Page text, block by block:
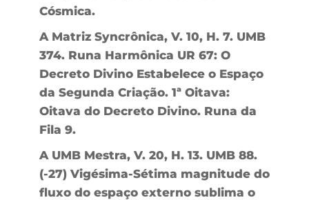
Cósmica.
A Matriz Syncrônica, V. 10, H. 7. UMB
374. Runa Harmônica UR 67: O
Decreto Divino Estabelece o Espaço
da Segunda Criação. 1ª Oitava:
Oitava do Decreto Divino. Runa da
Fila 9.
A UMB Mestra, V. 20, H. 13. UMB 88.
(-27) Vigésima-Sétima magnitude do
fluxo do espaço externo sublima o